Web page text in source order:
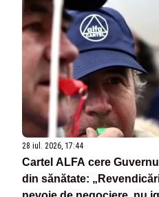
28 iul. 2026, 17:44
Cartel ALFA cere
din sănătate: